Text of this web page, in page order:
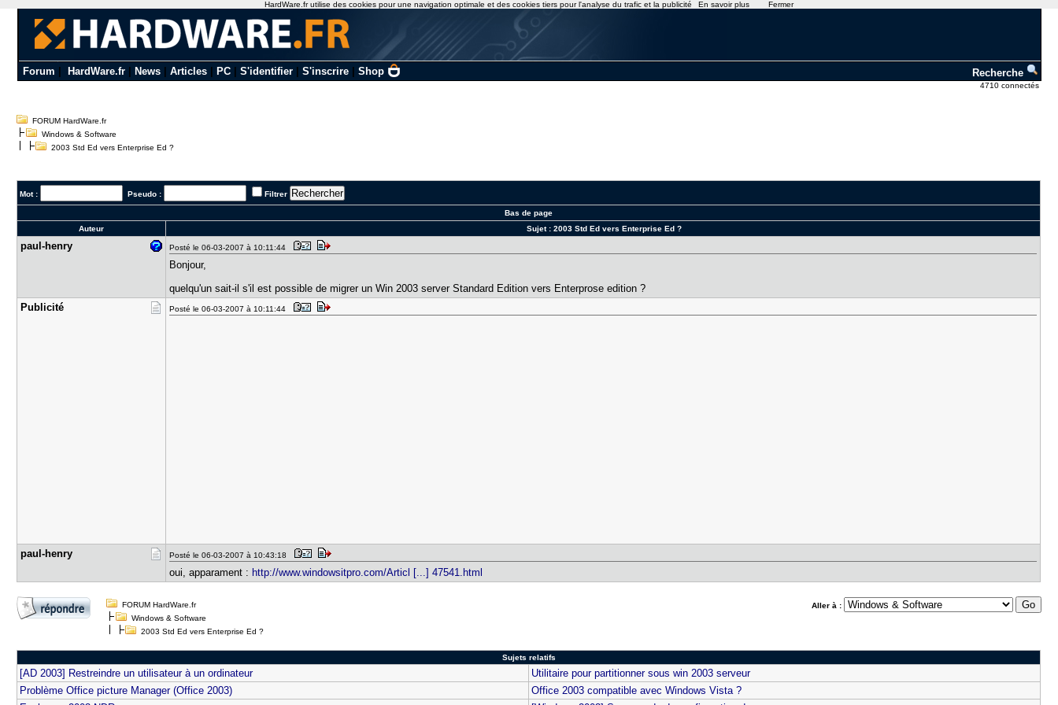
Forum HardWare.fr| News| Articles| PC| S'identifier| S'inscrire| Shop Recherche
4710 connectés
FORUM HardWare.fr
Windows & Software
2003 Std Ed vers Enterprise Ed ?
Mot : Pseudo : Filtrer
Bas de page
Auteur
Sujet :2003 Std Ed vers Enterprise Ed ?
paul-henry Posté le 06-03-2007 à 10:11:44
Bonjour,
quelqu'un sait-il s'il est possible de migrer un Win 2003 server Standard Edition vers Enterprose edition ?
Publicité
Posté le 06-03-2007 à 10:11:44
paul-henry Posté le 06-03-2007 à 10:43:18
oui, apparament : http://www.windowsitpro.com/Articl [...] 47541.html
Aller à :
FORUM HardWare.fr
Windows & Software
2003 Std Ed vers Enterprise Ed ?
Sujets relatifs
[AD 2003] Restreindre un utilisateur à un ordinateur
Utilitaire pour partitionner sous win 2003 serveur
Problème Office picture Manager (Office 2003)
Office 2003 compatible avec Windows Vista ?
HardWare.fr utilise des cookies pour une navigation optimale et des cookies tiers pour l'analyse du trafic et la publicité En savoir plus Fermer